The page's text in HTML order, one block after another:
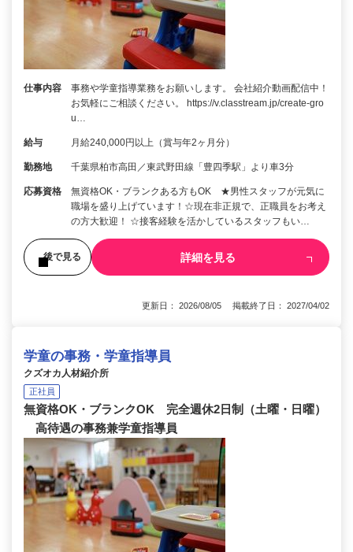
仕事内容
事務や学童指導業務をお願いします。 会社紹介動画配信中！
お気軽にご相談ください。 https://v.classtream.jp/create-gro
u…
給与 月給240,000円以上（賞与年2ヶ月分）
勤務地 千葉県柏市高田／東武野田線「豊四季駅」より車3分
応募資格
無資格OK・ブランクある方もOK ★男性スタッフが元気に
職場を盛り上げています！☆現在非正規で、正職員をお考え
の方大歓迎！ ☆接客経験を活かしているスタッフもい…
後で見る 詳細を見る
更新日： 2026/08/05 掲載終了日： 2027/04/02
学童の事務・学童指導員
クズオカ人材紹介所
正社員
無資格OK・ブランクOK 完全週休2日制（土曜・日曜）
高待遇の事務兼学童指導員